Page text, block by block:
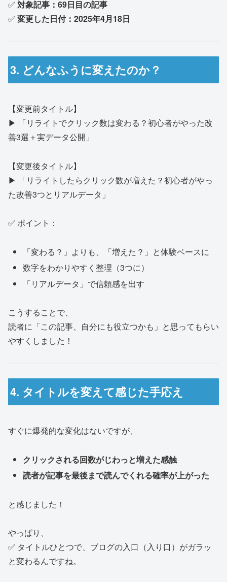
✅ 対象記事：69日目の記事
✅ 変更した日付：2025年4月18日
3. どんなふうに変えたのか？
【変更前タイトル】
▶ 「リライトでクリック数は変わる？初心者がやった改
善3選＋実データ公開」
【変更後タイトル】
▶ 「リライトしたらクリック数が増えた？初心者がやっ
た改善3つとリアルデータ」
✅ ポイント：
「変わる？」よりも、「増えた？」と体験ベースに
数字をわかりやすく整理（3つに）
「リアルデータ」で信頼感を出す
こうすることで、
読者に「この記事、自分にも役立つかも」と思ってもらい
やすくしました！
4. タイトルを変えて感じた手応え
すぐに爆発的な変化はないですが、
クリックされる回数がじわっと増えた感触
読者が記事を最後まで読んでくれる確率が上がった
と感じました！
やっぱり、
✅ タイトルひとつで、ブログの入口（入り口）がガラッ
と変わるんですね。